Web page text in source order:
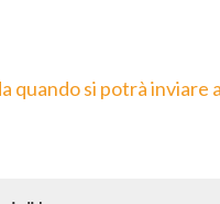
si potrà inviare